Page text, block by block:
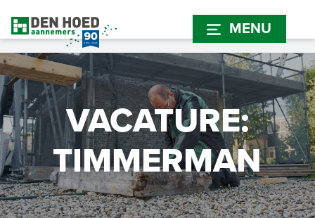
MENU
MENU
Restauratie
Onderhoud
Projecten
Werkplaats
Vacatures
Over ons
Historie
Certificering
Nieuws
Vacatures
VACATURE:
TIMMERMAN